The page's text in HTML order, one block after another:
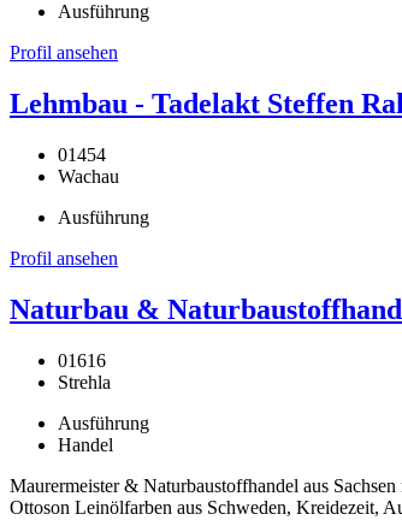
Ausführung
Profil ansehen
Lehmbau - Tadelakt Steffen
01454
Wachau
Ausführung
Profil ansehen
Naturbau &
01616
Strehla
Ausführung
Handel
Maurermeister & Naturbaustoffhandel aus
Ottoson Leinölfarben aus Schweden, Kreidezeit,